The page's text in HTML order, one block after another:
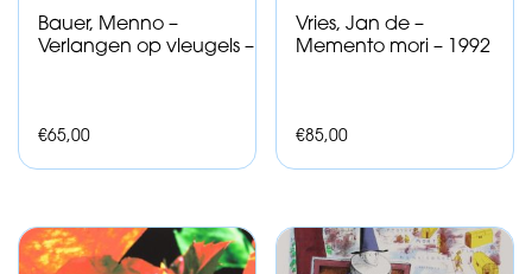
Bauer, Menno –
Verlangen op vleugels –
€65,00
Vries, Jan de –
Memento mori – 1992
€85,00